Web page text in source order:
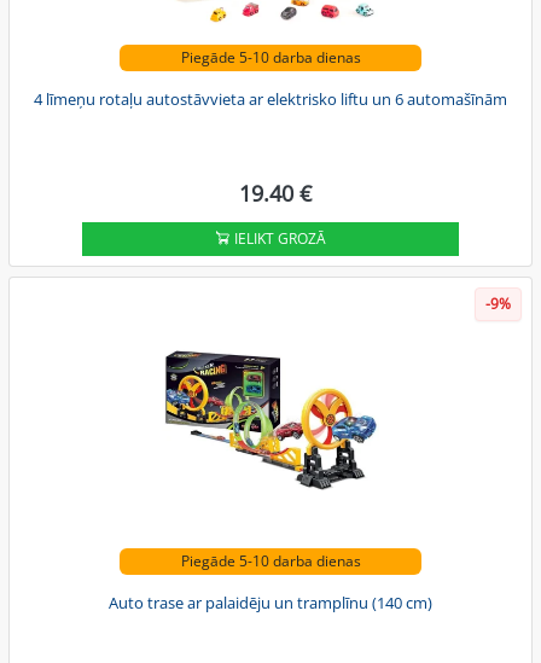
Piegāde 5-10 darba dienas
4 līmeņu rotaļu autostāvvieta ar elektrisko liftu un 6 automašīnām
19.40 €
IELIKT GROZĀ
-9%
Piegāde 5-10 darba dienas
Auto trase ar palaidēju un tramplīnu (140 cm)